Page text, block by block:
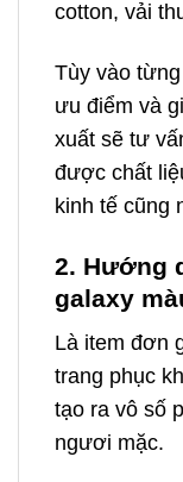
cotton, vải
Tùy vào
ưu điểm và
xuất sẽ tư
được chất
kinh tế cũng
2. Hướng
galaxy
Là item đơn
trang phục
tạo ra vô số
ngươi mặc.